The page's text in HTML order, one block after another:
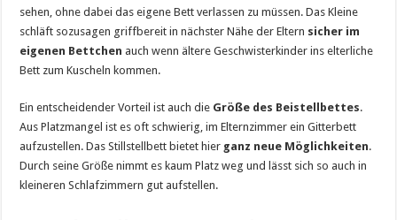
sehen, ohne dabei das eigene Bett verlassen zu müssen. Das Kleine
schläft sozusagen griffbereit in nächster Nähe der Eltern sicher im
eigenen Bettchen auch wenn ältere Geschwisterkinder ins elterliche
Bett zum Kuscheln kommen.
Ein entscheidender Vorteil ist auch die Größe des Beistellbettes.
Aus Platzmangel ist es oft schwierig, im Elternzimmer ein Gitterbett
aufzustellen. Das Stillstellbett bietet hier ganz neue Möglichkeiten.
Durch seine Größe nimmt es kaum Platz weg und lässt sich so auch in
kleineren Schlafzimmern gut aufstellen.